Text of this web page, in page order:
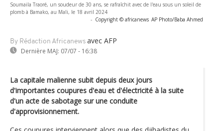
Soumaila Traoré, un soudeur de 30 ans, se rafraîchit avec de l'eau sous un soleil de
plomb à Bamako, au Mali, le 18 avril 2024
- Copyright © africanews AP Photo/Baba Ahmed
By Rédaction Africanews avec AFP
Dernière MAJ: 07/07 - 16:38
La capitale malienne subit depuis deux jours
d'importantes coupures d'eau et d'électricité à la suite
d'un acte de sabotage sur une conduite
d'approvisionnement.